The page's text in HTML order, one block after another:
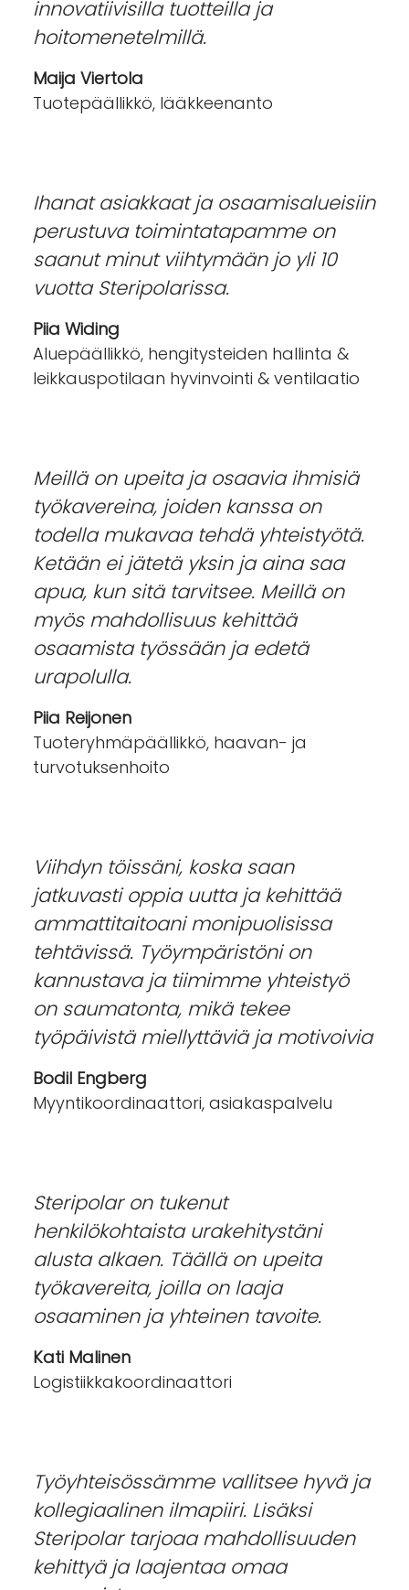
innovatiivisilla tuotteilla ja
hoitomenetelmillä.
Maija Viertola
Tuotepäällikkö, lääkkeenanto
Ihanat asiakkaat ja osaamisalueisiin
perustuva toimintatapamme on
saanut minut viihtymään jo yli 10
vuotta Steripolarissa.
Piia Widing
Aluepäällikkö, hengitysteiden hallinta &
leikkauspotilaan hyvinvointi & ventilaatio
Meillä on upeita ja osaavia ihmisiä
työkavereina, joiden kanssa on
todella mukavaa tehdä yhteistyötä.
Ketään ei jätetä yksin ja aina saa
apua, kun sitä tarvitsee. Meillä on
myös mahdollisuus kehittää
osaamista työssään ja edetä
urapolulla.
Piia Reijonen
Tuoteryhmäpäällikkö, haavan- ja
turvotuksenhoito
Viihdyn töissäni, koska saan
jatkuvasti oppia uutta ja kehittää
ammattitaitoani monipuolisissa
tehtävissä. Työympäristöni on
kannustava ja tiimimme yhteistyö
on saumatonta, mikä tekee
työpäivistä miellyttäviä ja motivoivia
Bodil Engberg
Myyntikoordinaattori, asiakaspalvelu
Steripolar on tukenut
henkilökohtaista urakehitystäni
alusta alkaen. Täällä on upeita
työkavereita, joilla on laaja
osaaminen ja yhteinen tavoite.
Kati Malinen
Logistiikkakoordinaattori
Työyhteisössämme vallitsee hyvä ja
kollegiaalinen ilmapiiri. Lisäksi
Steripolar tarjoaa mahdollisuuden
kehittyä ja laajentaa omaa